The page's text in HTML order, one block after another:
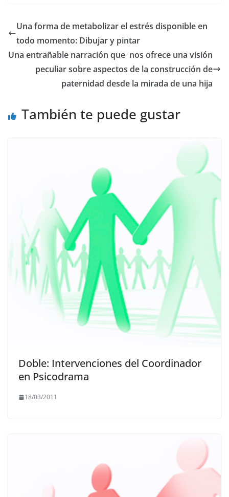
e
b
o
o
er l s
A
p
p
gr
a
m
y
Li
n
k
Una forma de metabolizar el estrés disponible en
todo momento: Dibujar y pintar
Una entrañable narración que nos ofrece una visión
peculiar sobre aspectos de la construcción de
paternidad desde la mirada de una hija
También te puede gustar
Doble: Intervenciones del Coordinador
en Psicodrama
18/03/2011